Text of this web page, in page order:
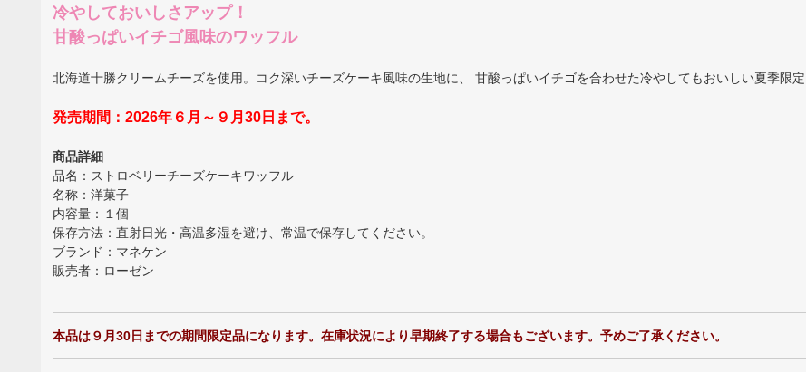
冷やしておいしさアップ！
甘酸っぱいイチゴ風味のワッフル
北海道十勝クリームチーズを使用。コク深いチーズケーキ風味の生地に、 甘酸っぱいイチゴを合わせた冷やしてもおいしい夏季限定
発売期間：2026年６月～９月30日まで。
商品詳細
品名：ストロベリーチーズケーキワッフル
名称：洋菓子
内容量：１個
保存方法：直射日光・高温多湿を避け、常温で保存してください。
ブランド：マネケン
販売者：ローゼン
本品は９月30日までの期間限定品になります。在庫状況により早期終了する場合もございます。予めご了承ください。